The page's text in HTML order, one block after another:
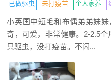
已做驱虫 未打疫苗 个人家养
小英国中短毛和布偶弟弟妹
奇，可爱，非常健康。2-2.5个
只驱虫，没打疫苗。不闲...